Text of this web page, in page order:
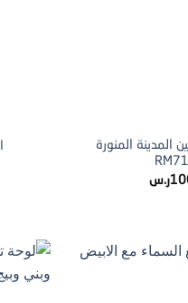
المدينة المنورة
ر.س